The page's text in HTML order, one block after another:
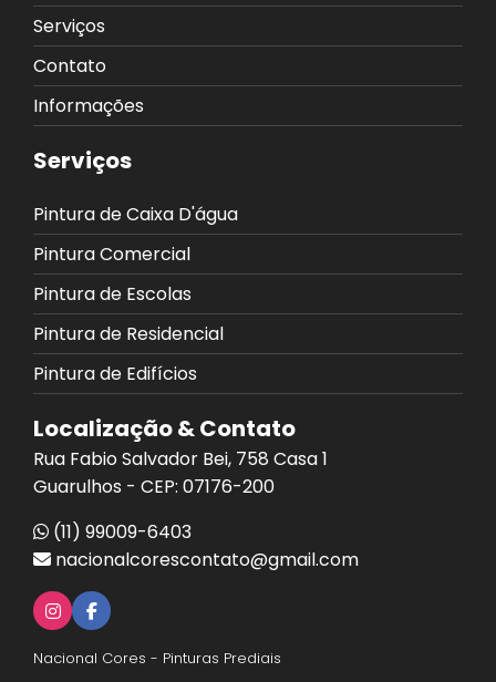
Serviços
Contato
Informações
Serviços
Pintura de Caixa D'água
Pintura Comercial
Pintura de Escolas
Pintura de Residencial
Pintura de Edifícios
Localização & Contato
Rua Fabio Salvador Bei, 758 Casa 1
Guarulhos - CEP: 07176-200
(11) 99009-6403
nacionalcorescontato@gmail.com
Nacional Cores - Pinturas Prediais